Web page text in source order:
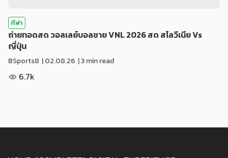
กีฬา
ถ่ายทอดสด วอลเลย์บอลชาย VNL 2026 สด สโลวีเนีย Vs
ญี่ปุ่น
BSports8 |02.08.26 | 3 min read
6.7k